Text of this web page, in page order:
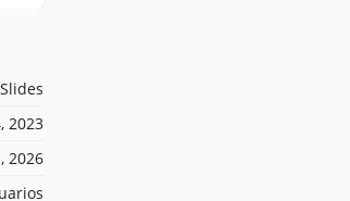
2023
2026